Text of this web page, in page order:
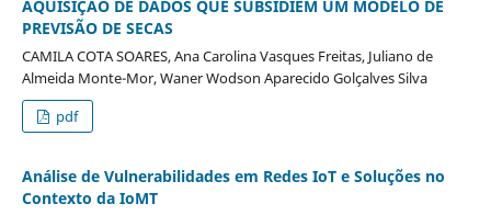
AQUISIÇÃO DE DADOS QUE SUBSIDIEM UM MODELO DE
PREVISÃO DE SECAS
CAMILA COTA SOARES, Ana Carolina Vasques Freitas, Juliano de
Almeida Monte-Mor, Waner Wodson Aparecido Golçalves Silva
pdf
Análise de Vulnerabilidades em Redes IoT e Soluções no
Contexto da IoMT